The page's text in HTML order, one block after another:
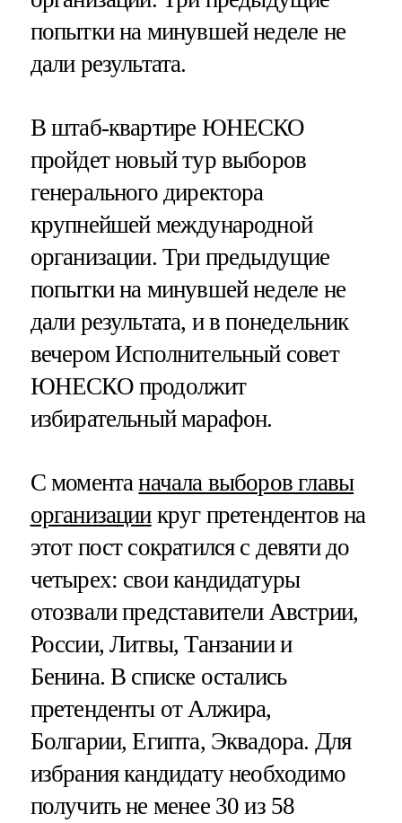
попытки на минувшей неделе не
дали результата.
В штаб-квартире ЮНЕСКО
пройдет новый тур выборов
генерального директора
крупнейшей международной
организации. Три предыдущие
попытки на минувшей неделе не
дали результата, и в понедельник
вечером Исполнительный совет
ЮНЕСКО продолжит
избирательный марафон.
С моментаначала выборов главы
организациикруг претендентов на
этот пост сократился с девяти до
четырех: свои кандидатуры
отозвали представители Австрии,
России, Литвы, Танзании и
Бенина. В списке остались
претенденты от Алжира,
Болгарии, Египта, Эквадора. Для
избрания кандидату необходимо
получить не менее 30 из 58